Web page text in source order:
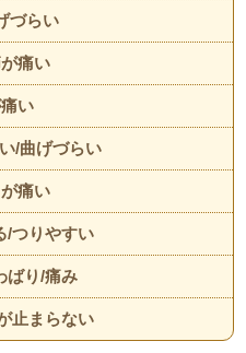
づらい
痛い
い
/曲げづらい
痛い
/つりやすい
ばり/痛み
止まらない